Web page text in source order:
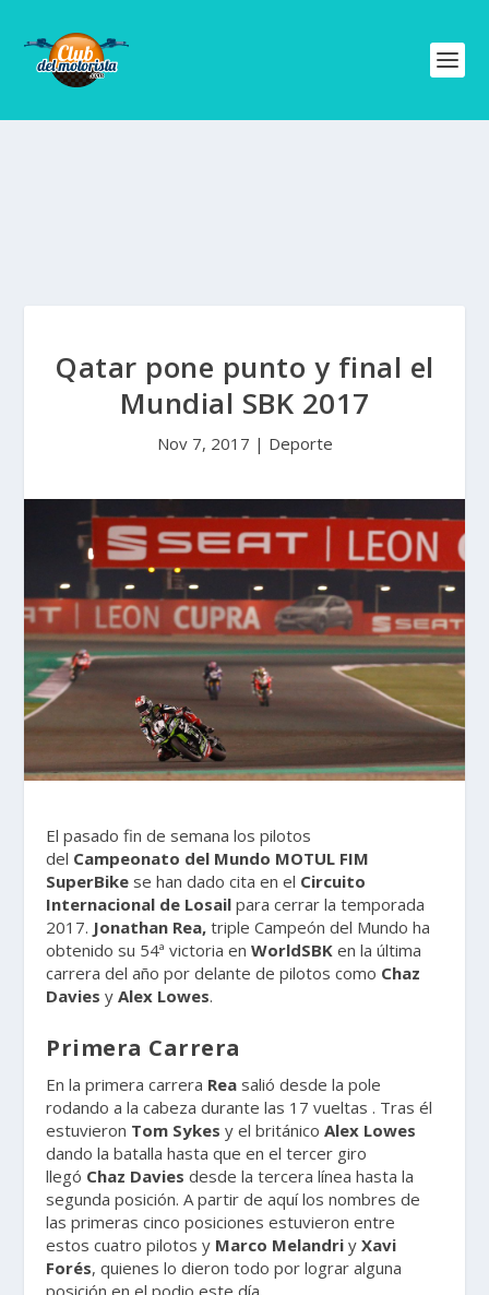
Qatar pone punto y final el
Mundial SBK 2017
Nov 7, 2017 | Deporte
El pasado fin de semana los pilotos
del Campeonato del Mundo MOTUL FIM
SuperBike se han dado cita en el Circuito
Internacional de Losailpara cerrar la temporada
2017. Jonathan Rea,triple Campeón del Mundo ha
obtenido su 54ª victoria enWorldSBK en la última
carrera del año por delante de pilotos como Chaz
Davies y Alex Lowes.
Primera Carrera
En la primera carrera Rea salió desde la pole
rodando a la cabeza durante las 17 vueltas . Tras él
estuvieron Tom Sykes y el británicoAlex Lowes
dando la batalla hasta que en el tercer giro
llegó Chaz Davies desde la tercera línea hasta la
segunda posición. A partir de aquí los nombres de
las primeras cinco posiciones estuvieron entre
estos cuatro pilotos y Marco Melandri yXavi
Forés, quienes lo dieron todo por lograr alguna